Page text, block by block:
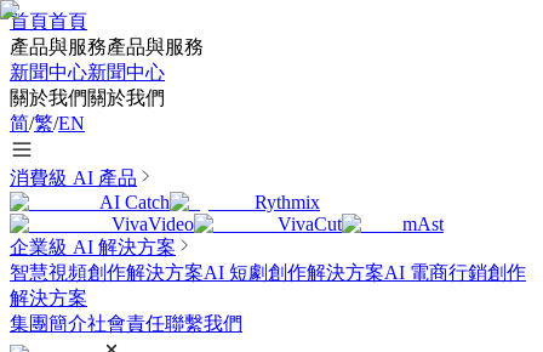
首頁首頁
產品與服務產品與服務
新聞中心新聞中心
關於我們關於我們
简/繁/EN
消費級 AI 產品
AI Catch
Rythmix
VivaVideo
VivaCut
mAst
企業級 AI 解決方案
智慧視頻創作解決方案AI 短劇創作解決方案AI 電商行銷創作
解決方案
集團簡介社會責任聯繫我們